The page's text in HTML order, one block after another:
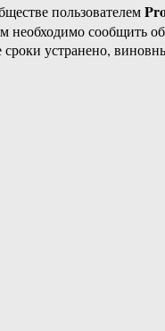
пользователем
сообщить
устранено,